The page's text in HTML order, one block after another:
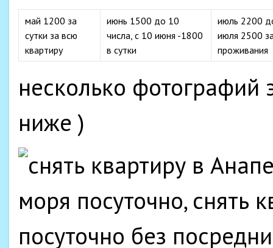
май 1200 за
сутки за всю
квартиру
июнь 1500 до 10
числа, с 10 июня -1800
в сутки
июль 2200
июля 2500
проживания
несколько фотографий
ниже )